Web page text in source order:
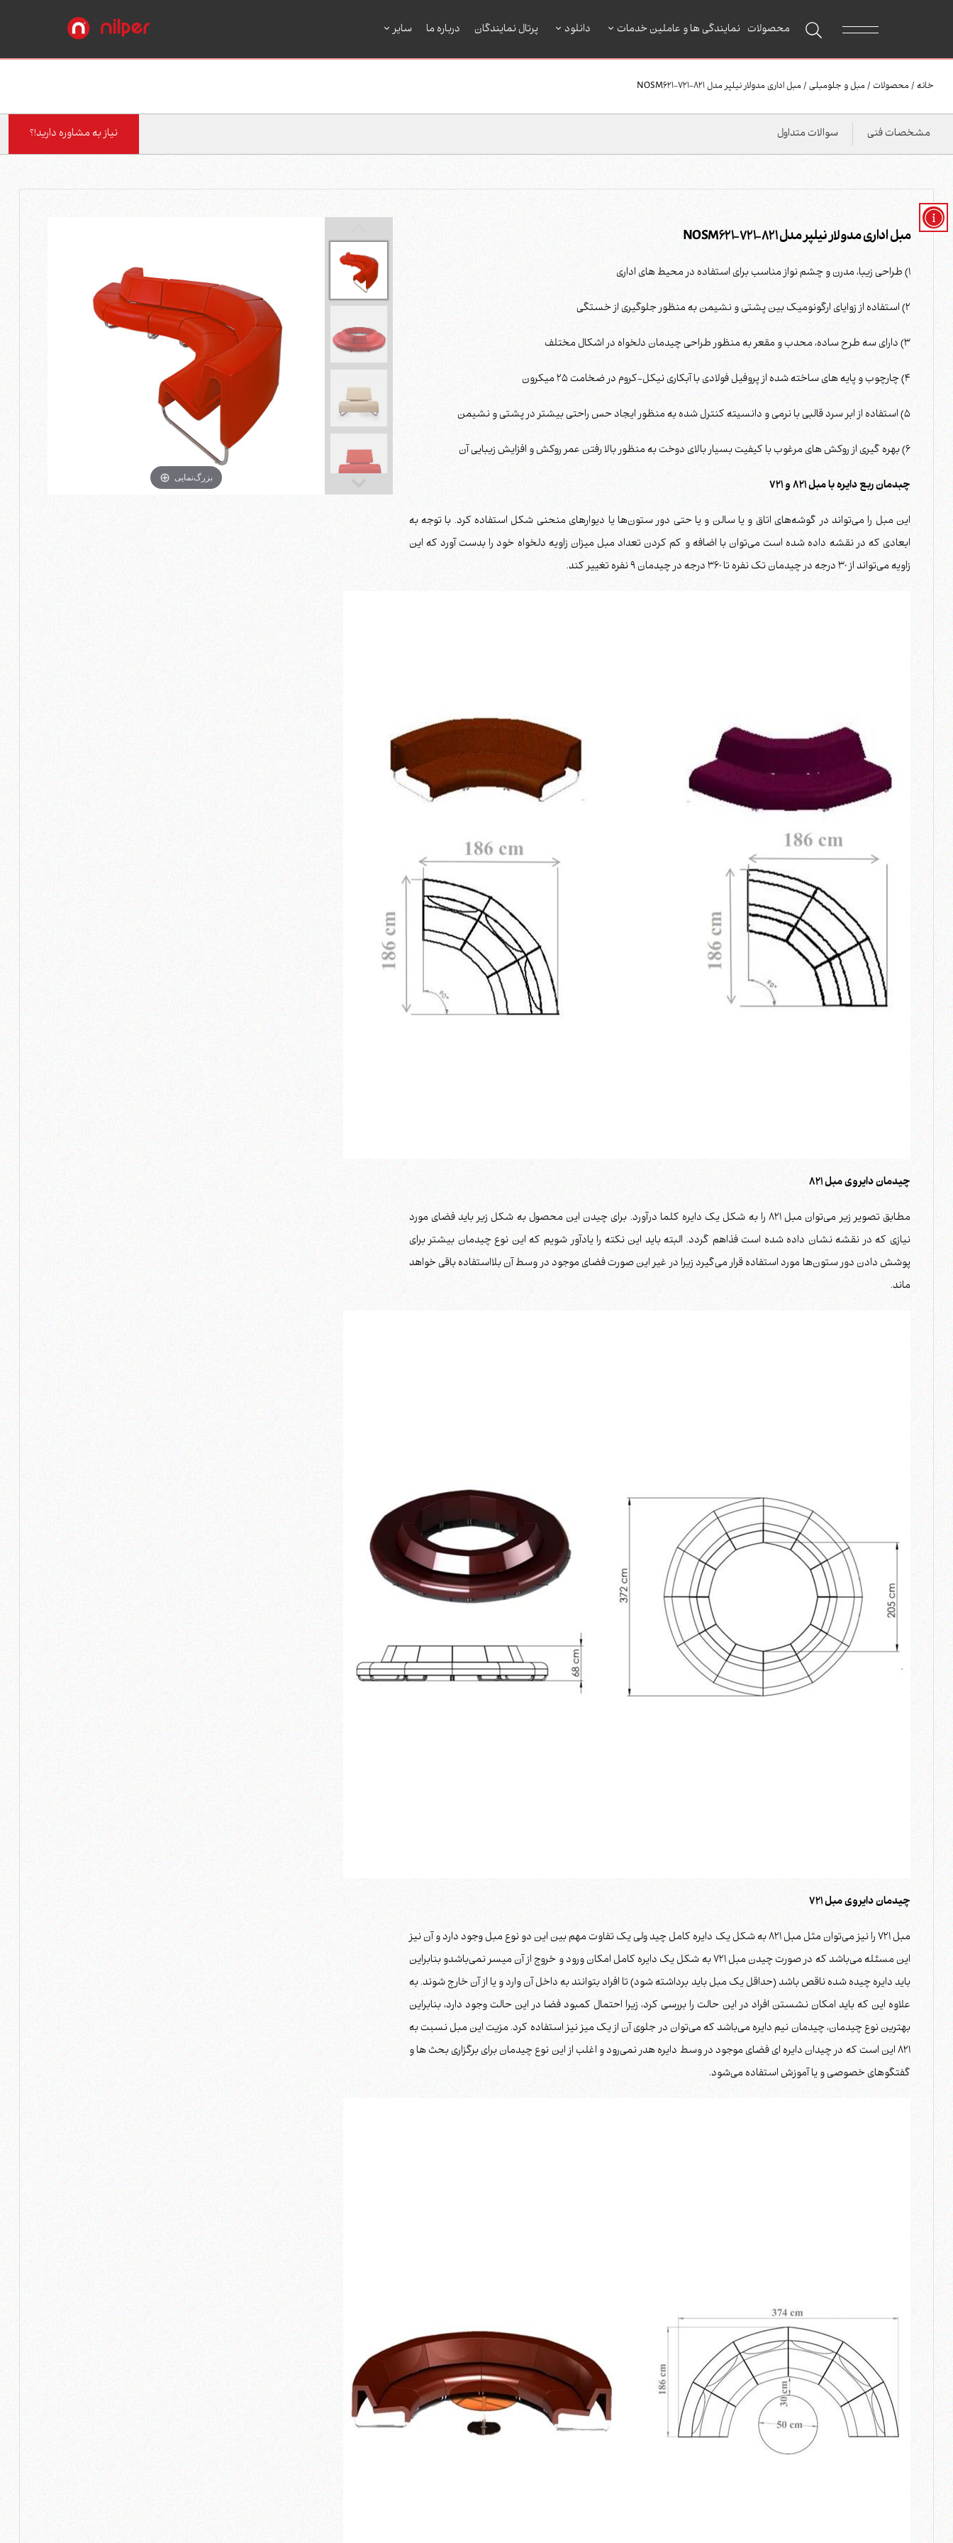
محصولات نمایندگی ها و عاملین خدمات دانلود پرتال نمایندگان درباره ما سایر
خانه / محصولات / مبل و جلومبلی / مبل اداری مدولار نیلپر مدل NOSM621-721-821
مشخصات فنی سوالات متداول نیاز به مشاوره دارید!؟
مبل اداری مدولار نیلپر مدل NOSM621-721-821
1) طراحی زیبا، مدرن و چشم نواز مناسب برای استفاده در محیط های اداری
2) استفاده از زوایای ارگونومیک بین پشتی و نشیمن به منظور جلوگیری از خستگی
3) دارای سه طرح ساده، محدب و مقعر به منظور طراحی چیدمان دلخواه در اشکال مختلف
4) چارچوب و پایه های ساخته شده از پروفیل فولادی با آبکاری نیکل-کروم در ضخامت 25 میکرون
5) استفاده از ابر سرد قالبی با نرمی و دانسیته کنترل شده به منظور ایجاد حس راحتی بیشتر در پشتی و نشیمن
6) بهره گیری از روکش های مرغوب با کیفیت بسیار بالای دوخت به منظور بالا رفتن عمر روکش و افزایش زیبایی آن
چبدمان ربع دایره با مبل 821 و 721
این مبل را می‌تواند در گوشه‌های اتاق و یا سالن و یا حتی دور ستون‌ها یا دیوارهای منحنی شکل استفاده کرد. با توجه به
ابعادی که در نقشه داده شده است می‌توان با اضافه و کم کردن تعداد مبل میزان زاویه دلخواه خود را بدست آورد که این
زاویه می‌تواند از 30 درجه در چیدمان تک نفره تا 360 درجه در چیدمان 9 نفره تغییر کند.
چیدمان دایروی مبل 821
مطابق تصویر زیر می‌توان مبل 821 را به شکل یک دایره کلما درآورد. برای چیدن این محصول به شکل زیر باید فضای مورد
نیازی که در نقشه نشان داده شده است فذاهم گردد. البته باید این نکته را یادآور شویم که این نوع چیدمان بیشتر برای
پوشش دادن دور ستون‌ها مورد استفاده قرار می‌گیرد زیرا در غیر این صورت فضای موجود در وسط آن بلااستفاده باقی خواهد
ماند.
چیدمان دایروی مبل 721
مبل 721 را نیز می‌توان مثل مبل 821 به شکل یک دایره کامل چید ولی یک تفاوت مهم بین این دو نوع مبل وجود دارد و آن نیز
این مسئله می‌باشد که در صورت چیدن مبل 721 به شکل یک دایره کامل امکان ورود و خروج از آن میسر نمی‌باشدو بنابراین
باید دایره چیده شده ناقص باشد (حداقل یک مبل باید برداشته شود) تا افراد بتوانند به داخل آن وارد و یا از آن خارج شوند. به
علاوه این که باید امکان نشستن افراد در این حالت را بررسی کرد، زیرا احتمال کمبود فضا در این حالت وجود دارد، بنابراین
بهترین نوع چیدمان، چیدمان نیم دایره می‌باشد که می‌توان در جلوی آن از یک میز نیز استفاده کرد. مزیت این مبل نسبت به
821 این است که در چیدان دایره ای فضای موجود در وسط دایره هدر نمی‌رود و اغلب از این نوع چیدمان برای برگزاری بحث ها و
گفتگوهای خصوصی و یا آموزش استفاده می‌شود.
بزرگ‌نمایی